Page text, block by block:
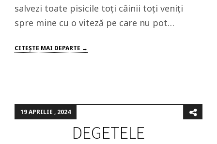
salvezi toate pisicile toți câinii toți veniți
spre mine cu o viteză pe care nu pot…
CITEŞTE MAI DEPARTE →
19 APRILIE , 2024
DEGETELE